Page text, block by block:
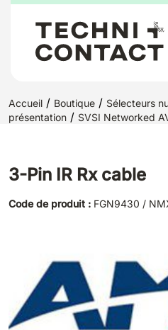
Accueil / Boutique / Sélecteurs
présentation / SVSI Networked
3-Pin IR Rx cable
Code de produit : FGN9430 /